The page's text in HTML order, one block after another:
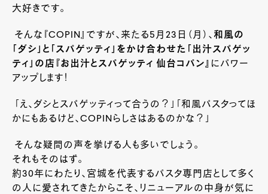
大好きです。
そんな『 COPIN』ですが、来たる5 月 23 日（月）、 和風の
「ダシ」と「スパゲッティ」をかけ合わせた「出汁スパゲッ
ティ」の店『お出汁とスパゲッティ 仙台コパン』 にパワー
アップします！
「え、ダシとスパゲッティって合うの？」「和風パスタってほ
かにもあるけど、COPIN らしさはあるのかな？」
そんな疑問の声を挙げる人も多いでしょう。
それもそのはず。
約30年にわたり、宮城を代表するパスタ専門店として多く
の人に愛されてきたからこそ、リニューアルの中身が気に